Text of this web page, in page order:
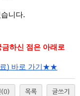
니다.
하신 점은 아래로
) 바로 가기★★
(0) 목록 글쓰기